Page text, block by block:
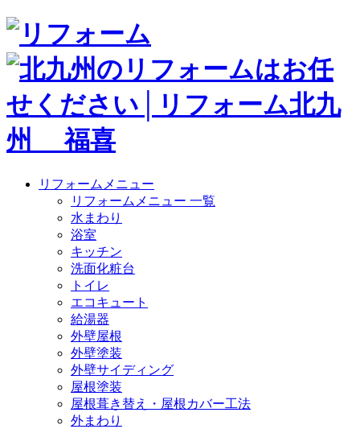
リフォームメニュー
リフォームメニュー 一覧
水まわり
浴室
キッチン
洗面化粧台
トイレ
エコキュート
給湯器
外壁屋根
外壁塗装
外壁サイディング
屋根塗装
屋根葺き替え・屋根カバー工法
外まわり